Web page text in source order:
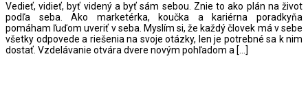
Vedieť, vidieť, byť videný a byť sám sebou. Znie to ako plán na život
podľa seba. Ako marketérka, koučka a kariérna poradkyňa
pomáham ľuďom uveriť v seba. Myslím si, že každý človek má v sebe
všetky odpovede a riešenia na svoje otázky, len je potrebné sa k nim
dostať. Vzdelávanie otvára dvere novým pohľadom a […]